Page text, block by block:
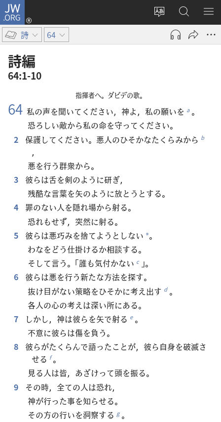
JW.ORG
サ
ト
え
る
ロ
グ
ン
ブ
で
開
く）
JW.ORG
の
検
メ
を
詩 64
詩編
64:1-10
指揮者へ。ダビデの歌。
64 私の声を聞いてください，神よ，私の願いを a 。
恐ろしい敵から私の命を守ってください。
2
保護してください。悪人のひそかなたくらみから b
，
悪を行う群衆から。
3
彼らは舌を剣のように研ぎ，
残酷な言葉を矢のように放とうとする。
4
罪のない人を隠れ場から射る。
恐れもせず，突然に射る。
5
彼らは悪巧みを捨てようとしない *。
わなをどう仕掛けるか相談する。
そして言う。「誰も気付かない c 」。
6
彼らは悪を行う新たな方法を探す。
抜け目がない策略をひそかに考え出す d 。
各人の心の考えは深い所にある。
7
しかし，神は彼らを矢で射る e 。
不意に彼らは傷を負う。
8
彼らがたくらんで語ったことが，彼ら自身を破滅さ
せる f 。
見る人は皆，あざけって頭を振る。
9
その時，全ての人は恐れ，
神が行った事を知らせる。
その方の行いを洞察する g 。